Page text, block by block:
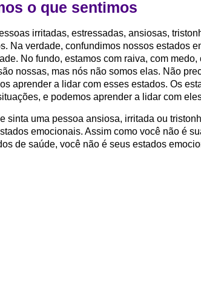
o que sentimos
irritadas, estressadas, ansiosas,
Na verdade, confundimos nossos estados
No fundo, estamos com raiva, com medo,
nossas, mas nós não somos elas. Não
aprender a lidar com esses estados. Os
e podemos aprender a lidar com
sinta uma pessoa ansiosa, irritada ou
emocionais. Assim como você não é
de saúde, você não é seus estados